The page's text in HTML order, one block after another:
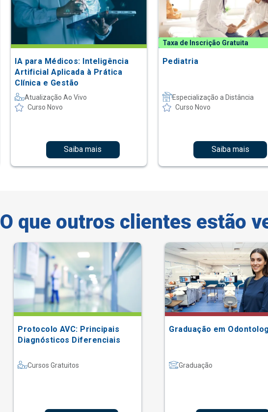
IA para Médicos: Inteligência
Artificial Aplicada à Prática
Clínica e Gestão
Atualização Ao Vivo
Curso Novo
Saiba mais
Taxa de Inscrição Gratuita
Pediatria
Especialização a Distância
Curso Novo
Saiba mais
O que outros clientes estão
Protocolo AVC: Principais
Diagnósticos Diferenciais
Cursos Gratuitos
Graduação em
Graduação